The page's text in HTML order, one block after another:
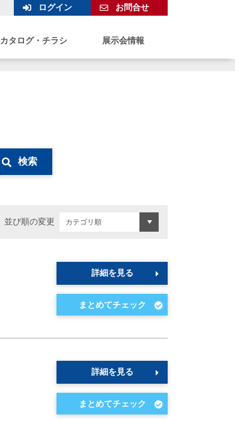
カタログ・チラシ 展示会情報
ログイン お問合せ
検索
並び順の変更
詳細を見る
詳細を見る